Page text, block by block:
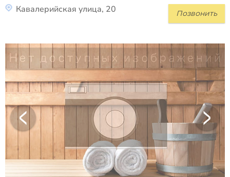
Позвонить
Кавалерийская улица, 20